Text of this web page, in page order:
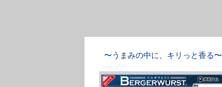
〜うまみの中に、キリっと香る〜